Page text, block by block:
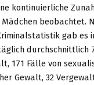
kontinuierliche
Mädchen beobachtet.
gab es
durchschnittlich
171 Fälle von
Gewalt, 32